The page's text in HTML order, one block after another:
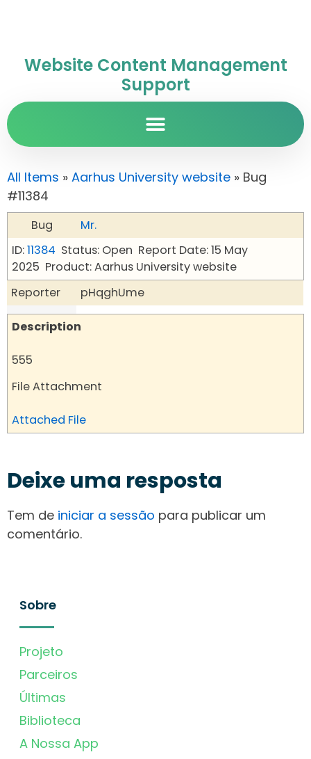
Website Content Management
Support
All Items » Aarhus University website » Bug
#11384
Bug
Mr.
ID:11384 Status: Open Report Date: 15 May
2025 Product: Aarhus University website
Reporter
pHqghUme
Description
555
File Attachment
Attached File
Deixe uma resposta
Tem de iniciar a sessão para publicar um
comentário.
Sobre
Projeto
Parceiros
Últimas
Biblioteca
A Nossa App